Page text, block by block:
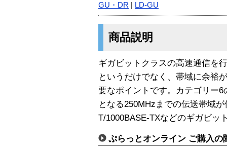
GU・DR
LD-GU
商品説明
ギガビットクラスの高速通信を
というだけでなく、帯域に余裕
要なポイントです。カテゴリー
となる250MHzまでの伝送帯域
T/1000BASE-TXなどのギガビッ
ぷらっとオンライン ご購入の